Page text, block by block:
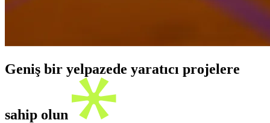
Geniş bir yelpazede yaratıcı projelere
sahip olun